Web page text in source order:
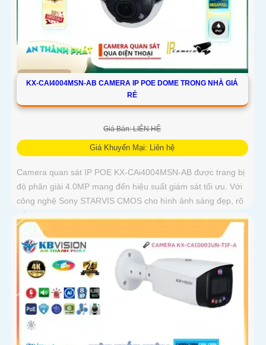
KX-CAI4004MSN-AB CAMERA IP POE DOME TRONG NHÀ GIÁ
RẺ
Giá Bán: LIÊN HỆ
Giá Khuyến Mại: Liên hệ
Camera quan sát IP POE KX-CAi4004MSN-AB được trang bị
độ phân giải 4.0MP mang đến hiệu suất giám sát tối ưu. Với
công nghệ Sony STARVIS CMOS cho hình ảnh sáng đẹp, rõ
nét ngay...